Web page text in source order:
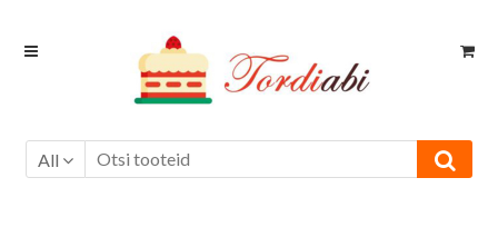
Skip
Skip
All